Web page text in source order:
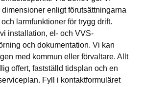
enligt förutsättningarna
larmfunktioner för trygg drift.
installation, el- och VVS-
och dokumentation. Vi kan
med kommun eller förvaltare. Allt
offert, fastställd tidsplan och en
Fyll i kontaktformuläret